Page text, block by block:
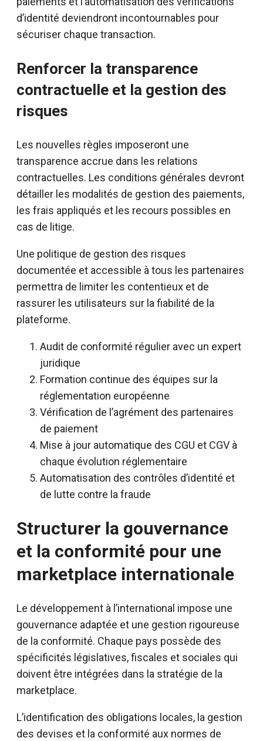
d’identité deviendront incontournables pour
sécuriser chaque transaction.
Renforcer la transparence
contractuelle et la gestion des
risques
Les nouvelles règles imposeront une
transparence accrue dans les relations
contractuelles. Les conditions générales devront
détailler les modalités de gestion des paiements,
les frais appliqués et les recours possibles en
cas de litige.
Une politique de gestion des risques
documentée et accessible à tous les partenaires
permettra de limiter les contentieux et de
rassurer les utilisateurs sur la fiabilité de la
plateforme.
Audit de conformité régulier avec un expert
juridique
Formation continue des équipes sur la
réglementation européenne
Vérification de l’agrément des partenaires
de paiement
Mise à jour automatique des CGU et CGV à
chaque évolution réglementaire
Automatisation des contrôles d’identité et
de lutte contre la fraude
Structurer la gouvernance
et la conformité pour une
marketplace internationale
Le développement à l’international impose une
gouvernance adaptée et une gestion rigoureuse
de la conformité. Chaque pays possède des
spécificités législatives, fiscales et sociales qui
doivent être intégrées dans la stratégie de la
marketplace.
L’identification des obligations locales, la gestion
des devises et la conformité aux normes de